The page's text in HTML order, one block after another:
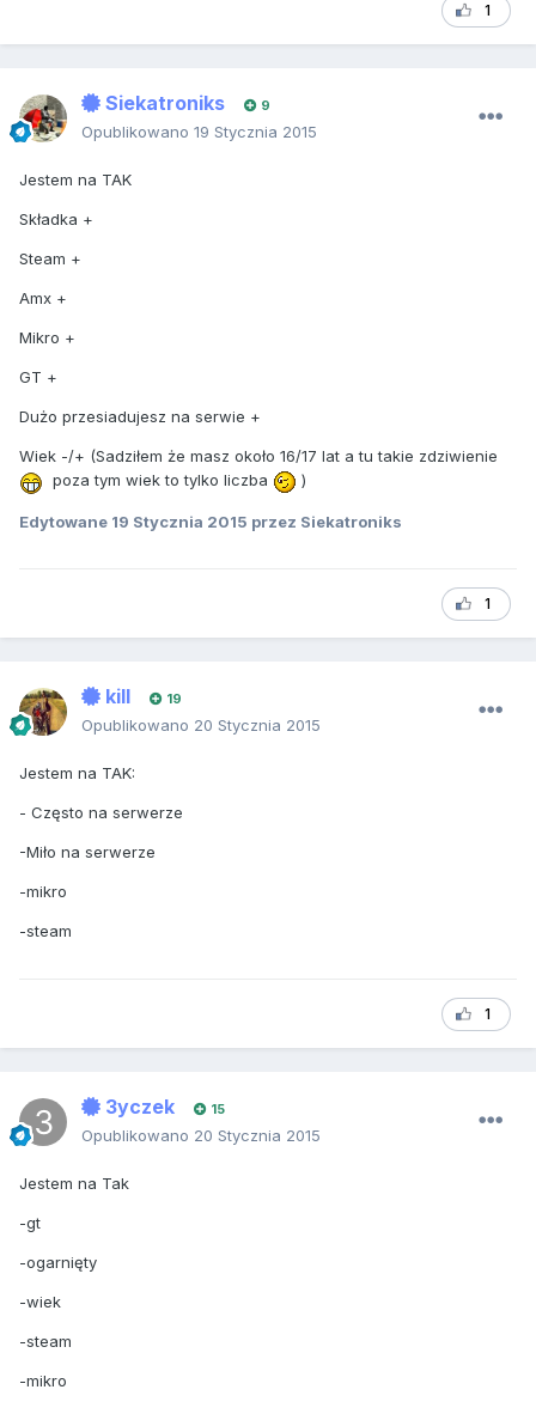
1
Siekatroniks 9
Opublikowano 19 Stycznia 2015
Jestem na TAK
Składka +
Steam +
Amx +
Mikro +
GT +
Dużo przesiadujesz na serwie +
Wiek -/+ (Sadziłem że masz około 16/17 lat a tu takie zdziwienie
poza tym wiek to tylko liczba
)
Edytowane 19 Stycznia 2015 przez Siekatroniks
1
kill 19
Opublikowano 20 Stycznia 2015
Jestem na TAK:
- Często na serwerze
-Miło na serwerze
-mikro
-steam
1
3yczek 15
Opublikowano 20 Stycznia 2015
Jestem na Tak
-gt
-ogarnięty
-wiek
-steam
-mikro